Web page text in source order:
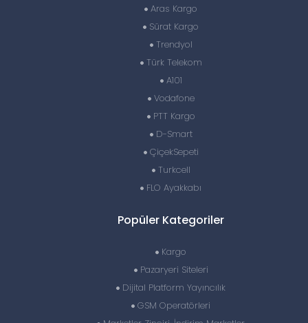
Aras Kargo
Sürat Kargo
Trendyol
Türk Telekom
A101
Vodafone
PTT Kargo
D-Smart
ÇiçekSepeti
Turkcell
FLO Ayakkabı
Popüler Kategoriler
Kargo
Pazaryeri Siteleri
Dijital Platform Yayıncılık
GSM Operatörleri